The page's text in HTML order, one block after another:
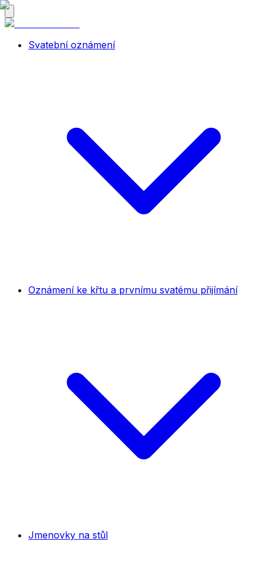
Svatební oznámení
Oznámení ke křtu a prvnímu svatému přijímání
Jmenovky na stůl